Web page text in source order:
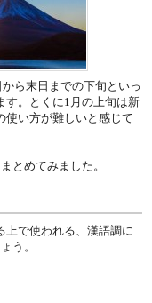
ら末日までの下旬といっ
す。とくに1月の上旬は新
使い方が難しいと感じて
とめてみました。
上で使われる、漢語調に
う。